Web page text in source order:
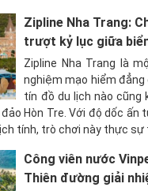
Zipline Nha Trang:
trượt kỷ lục giữa
Zipline Nha Trang là
nghiệm mạo hiểm
tín đồ du lịch nào cũng
Hòn Tre. Với độ dốc ấn
tính, trò chơi này thực sự
Công viên nước
Thiên đường giải